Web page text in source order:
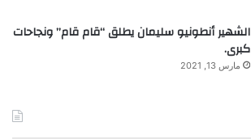
الشهير أنطونيو سليمان يطلق “قام قام” ونجاحات
كبرى.
مارس 13, 2021